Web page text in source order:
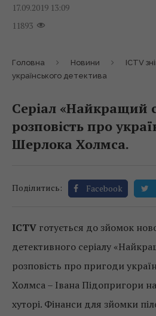
17.09.2019 13:09
11893
Головна Новини
ICTV
українського детектива
Серіал «Найкращий
розповість про
Шерлока Холмса.
Поділитись: Facebook
ICTV готується до зйомок
детективного серіалу
розповість про пригоди
Холмса – Івана Підопригори
хуторі. Фінанси для зйомки